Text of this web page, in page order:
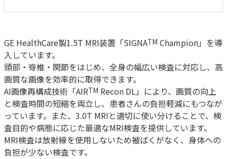
GE HealthCare製1.5T MRI装置「SIGNATM Champion」を導
入しています。
頭部・脊椎・関節をはじめ、全身の幅広い検査に対応し、高
画質な画像を効率的に取得できます。
AI画像再構成技術「AIRTM Recon DL」により、画質の向上
と検査時間の短縮を両立し、患者さんの負担軽減にもつなが
っています。また、3.0T MRIと適切に使い分けることで、検
査目的や病態に応じた最適なMRI検査を提供しています。
MRI検査は放射線を使用しないため被ばくがなく、身体への
負担が少ない検査です。